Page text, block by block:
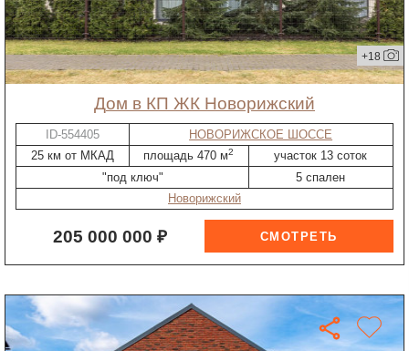
+18
дом в КП ЖК Новорижский
ID-554405
НОВОРИЖСКОЕ ШОССЕ
25 км от МКАД
площадь 470 м2
участок 13 соток
"под ключ"
5 спален
Новорижский
205 000 000 ₽